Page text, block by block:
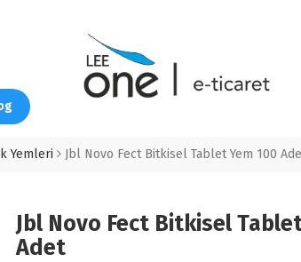
Yemleri Jbl Novo Fect Bitkisel Tablet Yem 100
Jbl Novo Fect Bitkisel
Adet